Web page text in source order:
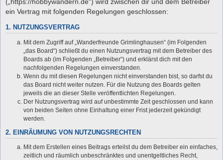
ein Vertrag mit folgenden Regelungen geschlossen:
1. NUTZUNGSVERTRAG
Mit dem Zugriff auf „Wanderfreunde Grimlinghausen“ (im Folgenden
„das Board“) schließt du einen Nutzungsvertrag mit dem Betreiber des
Boards ab (im Folgenden „Betreiber“) und erklärst dich mit den
nachfolgenden Regelungen einverstanden.
Wenn du mit diesen Regelungen nicht einverstanden bist, so darfst du
das Board nicht weiter nutzen. Für die Nutzung des Boards gelten
jeweils die an dieser Stelle veröffentlichten Regelungen.
Der Nutzungsvertrag wird auf unbestimmte Zeit geschlossen und kann
von beiden Seiten ohne Einhaltung einer Frist jederzeit gekündigt
werden.
2. EINRÄUMUNG VON NUTZUNGSRECHTEN
Mit dem Erstellen eines Beitrags erteilst du dem Betreiber ein einfaches,
zeitlich und räumlich unbeschränktes und unentgeltliches Recht,